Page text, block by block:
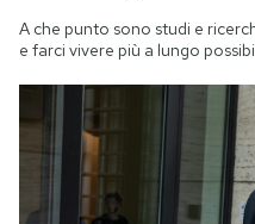
A che punto sono studi e
e farci vivere più a lungo